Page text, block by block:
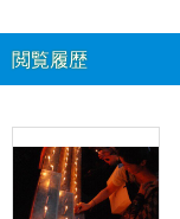
閲覧履歴